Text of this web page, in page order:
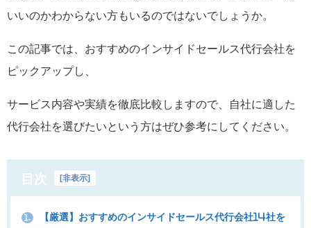
いいのかわからない方もいるのではないでしょうか。
この記事では、おすすめのインサイドセールス代行会社を
ピックアップし、
サービス内容や実績を徹底比較しますので、自社に適した
代行会社を選びたいという方はぜひ参考にしてください。
目次 [非表示]
1.
【厳選】おすすめのインサイドセールス代行会社14社を